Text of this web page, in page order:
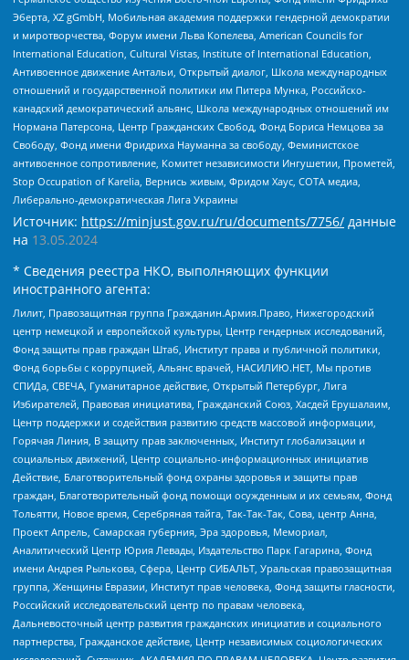
Эберта, XZ gGmbH, Мобильная академия поддержки гендерной демократии
и миротворчества, Форум имени Льва Копелева, American Councils for
International Education, Cultural Vistas, Institute of International Education,
Антивоенное движение Антальи, Открытый диалог, Школа международных
отношений и государственной политики им Питера Мунка, Российско-
канадский демократический альянс, Школа международных отношений им
Нормана Патерсона, Центр Гражданских Свобод, Фонд Бориса Немцова за
Свободу, Фонд имени Фридриха Науманна за свободу, Феминистское
антивоенное сопротивление, Комитет независимости Ингушетии, Прометей,
Stop Occupation of Karelia, Вернись живым, Фридом Хаус, СОТА медиа,
Либерально-демократическая Лига Украины
Источник: https://minjust.gov.ru/ru/documents/7756/ данные
на 13.05.2024
* Сведения реестра НКО, выполняющих функции
иностранного агента:
Лилит, Правозащитная группа Гражданин.Армия.Право, Нижегородский
центр немецкой и европейской культуры, Центр гендерных исследований,
Фонд защиты прав граждан Штаб, Институт права и публичной политики,
Фонд борьбы с коррупцией, Альянс врачей, НАСИЛИЮ.НЕТ, Мы против
СПИДа, СВЕЧА, Гуманитарное действие, Открытый Петербург, Лига
Избирателей, Правовая инициатива, Гражданский Союз, Хасдей Ерушалаим,
Центр поддержки и содействия развитию средств массовой информации,
Горячая Линия, В защиту прав заключенных, Институт глобализации и
социальных движений, Центр социально-информационных инициатив
Действие, Благотворительный фонд охраны здоровья и защиты прав
граждан, Благотворительный фонд помощи осужденным и их семьям, Фонд
Тольятти, Новое время, Серебряная тайга, Так-Так-Так, Сова, центр Анна,
Проект Апрель, Самарская губерния, Эра здоровья, Мемориал,
Аналитический Центр Юрия Левады, Издательство Парк Гагарина, Фонд
имени Андрея Рылькова, Сфера, Центр СИБАЛЬТ, Уральская правозащитная
группа, Женщины Евразии, Институт прав человека, Фонд защиты гласности,
Российский исследовательский центр по правам человека,
Дальневосточный центр развития гражданских инициатив и социального
партнерства, Гражданское действие, Центр независимых социологических